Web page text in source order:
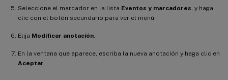
Seleccione el marcador en la lista Eventos y marcadores , y haga
clic con el botón secundario para ver el menú.
Elija Modificar anotación
En la ventana que aparece, escriba la nueva anotación y haga clic en
Aceptar